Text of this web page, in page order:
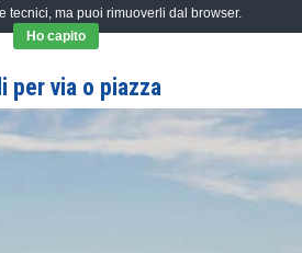
per via o piazza
tecnici, ma puoi rimuoverli dal browser.
Ho capito